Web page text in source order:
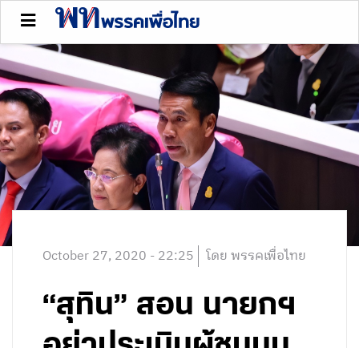
October 27, 2020 - 22:25 โดย พรรคเพื่อไทย
“สุทิน” สอน นายกฯ